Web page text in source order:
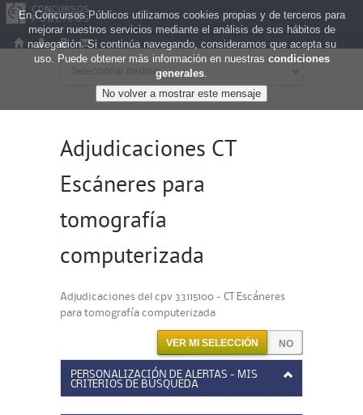
Adjudicaciones CT
Escáneres para
tomografía
computerizada
Adjudicaciones del cpv 33115100 - CT Escáneres
para tomografía computerizada
VER MI SELECCIÓN
PERSONALIZACIÓN DE ALERTAS - MIS
CRITERIOS DE BÚSQUEDA
En Concursos Públicos utilizamos cookies propias y de terceros para
mejorar nuestros servicios mediante el análisis de sus hábitos de
navegación. Si continúa navegando, consideramos que acepta su
uso. Puede obtener más información en nuestras condiciones
generales.